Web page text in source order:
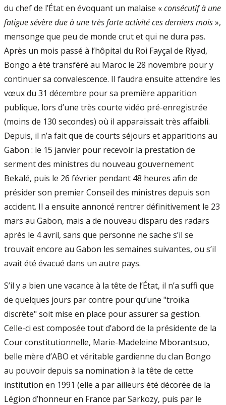
du chef de l’État en évoquant un malaise «consécutif à une
fatigue sévère due à une très forte activité ces derniers mois»,
mensonge que peu de monde crut et qui ne dura pas.
Après un mois passé à l’hôpital du Roi Fayçal de Riyad,
Bongo a été transféré au Maroc le 28 novembre pour y
continuer sa convalescence. Il faudra ensuite attendre les
vœux du 31 décembre pour sa première apparition
publique, lors d’une très courte vidéo pré-enregistrée
(moins de 130 secondes) où il apparaissait très affaibli.
Depuis, il n’a fait que de courts séjours et apparitions au
Gabon : le 15 janvier pour recevoir la prestation de
serment des ministres du nouveau gouvernement
Bekalé, puis le 26 février pendant 48 heures afin de
présider son premier Conseil des ministres depuis son
accident. Il a ensuite annoncé rentrer définitivement le 23
mars au Gabon, mais a de nouveau disparu des radars
après le 4 avril, sans que personne ne sache s’il se
trouvait encore au Gabon les semaines suivantes, ou s’il
avait été évacué dans un autre pays.
S’il y a bien une vacance à la tête de l’État, il n’a suffi que
de quelques jours par contre pour qu’une "troïka
discrète" soit mise en place pour assurer sa gestion.
Celle-ci est composée tout d’abord de la présidente de la
Cour constitutionnelle, Marie-Madeleine Mborantsuo,
belle mère d’ABO et véritable gardienne du clan Bongo
au pouvoir depuis sa nomination à la tête de cette
institution en 1991 (elle a par ailleurs été décorée de la
Légion d’honneur en France par Sarkozy, puis par le